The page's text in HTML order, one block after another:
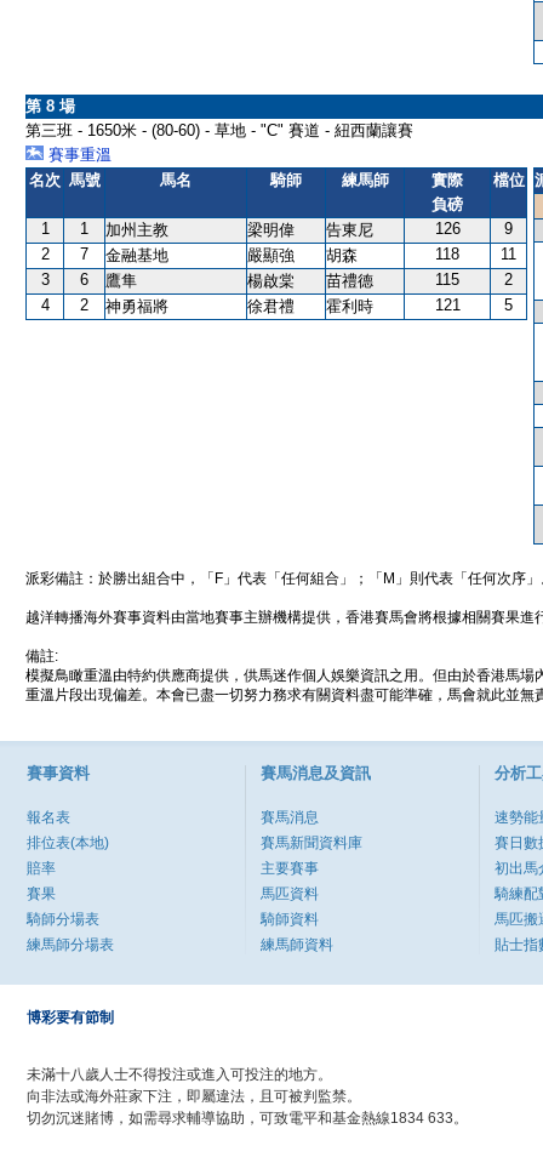
第 8 場
第三班 - 1650米 - (80-60) - 草地 - "C" 賽道 - 紐西蘭讓賽
賽事重溫
名次 馬號 馬名 騎師 練馬師
實際
負磅
檔位
1 1 加州主教 梁明偉 告東尼 126
9
2
7 金融基地 嚴顯強 胡森 118
11
3
6 鷹隼 楊啟棠 苗禮德 115
2
4
2 神勇福將 徐君禮 霍利時 121 5
派彩備註：於勝出組合中，「F」代表「任何組合」；「M」則代表「任何次序
越洋轉播海外賽事資料由當地賽事主辦機構提供，香港賽馬會將根據相關賽果進
備註:
模擬鳥瞰重溫由特約供應商提供，供馬迷作個人娛樂資訊之用。但由於香港馬
重溫片段出現偏差。本會已盡一切努力務求有關資料盡可能準確，馬會就此並
賽事資料
報名表
排位表(本地)
賠率
賽果
騎師分場表
練馬師分場表
賽馬消息及資訊
賽馬消息
賽馬新聞資料庫
主要賽事
馬匹資料
騎師資料
練馬師資料
分析
速勢能
賽日數
初出馬
騎練配
馬匹搬
貼士指
博彩要有節制
未滿十八歲人士不得投注或進入可投注的地方。
向非法或海外莊家下注，即屬違法，且可被判監禁。
切勿沉迷賭博，如需尋求輔導協助，可致電平和基金熱線1834 633。